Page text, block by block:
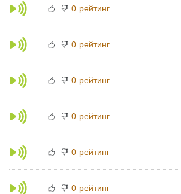
0 рейтинг
0 рейтинг
0 рейтинг
0 рейтинг
0 рейтинг
0 рейтинг